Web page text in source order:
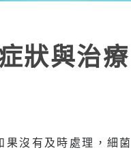
狀與治療
沒有及時處理，細菌